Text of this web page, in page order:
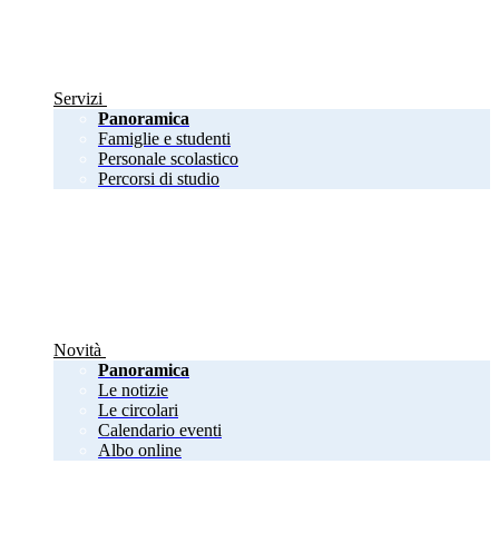
Servizi
Panoramica
Famiglie e studenti
Personale scolastico
Percorsi di studio
Novità
Panoramica
Le notizie
Le circolari
Calendario eventi
Albo online